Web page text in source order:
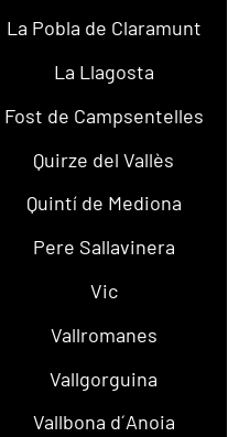
La Pobla de Claramunt
La Llagosta
Fost de Campsentelles
Quirze del Vallès
Quintí de Mediona
Pere Sallavinera
Vic
Vallromanes
Vallgorguina
Vallbona d´Anoia